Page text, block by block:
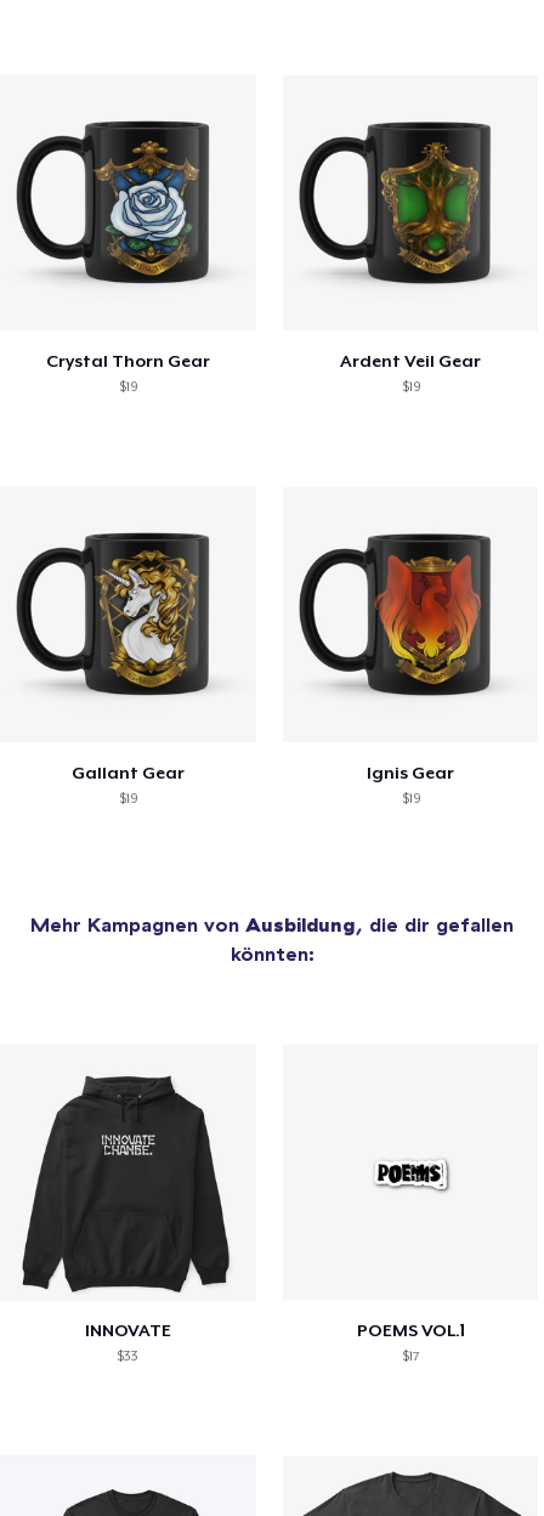
Crystal Thorn Gear
$19
Ardent Veil Gear
$19
Gallant Gear
$19
Ignis Gear
$19
Mehr Kampagnen von Ausbildung, die dir gefallen
könnten:
INNOVATE
$33
POEMS VOL.1
$17